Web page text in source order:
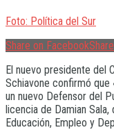
Foto: Política del Sur
Share on Facebook
El nuevo presidente del
Schiavone confirmó que
un nuevo Defensor del
licencia de Damian
Educación, Empleo y